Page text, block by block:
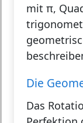
mit π,
Die
Das